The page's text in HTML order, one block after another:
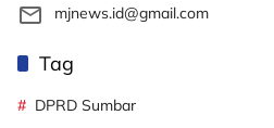
mjnews.id@gmail.com
Tag
DPRD Sumbar